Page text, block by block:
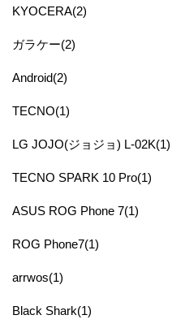
KYOCERA(2)
ガラケー(2)
Android(2)
TECNO(1)
LG JOJO(ジョジョ) L-02K(1)
TECNO SPARK 10 Pro(1)
ASUS ROG Phone 7(1)
ROG Phone7(1)
arrwos(1)
Black Shark(1)